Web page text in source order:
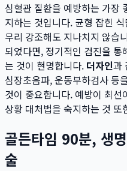
심혈관 질환을 예방하는 가장
지하는 것입니다. 균형 잡힌
무리 강조해도 지나치지 않습
되었다면, 정기적인 검진을
는 것이 현명합니다. 더자인과
심장초음파, 운동부하검사 등
것이 중요합니다. 예방이 최
상황 대처법을 숙지하는 것 또
골든타임 90분, 생
술